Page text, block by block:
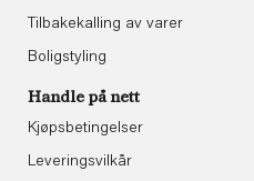
Tilbakekalling av varer
Boligstyling
Handle på nett
Kjøpsbetingelser
Leveringsvilkår